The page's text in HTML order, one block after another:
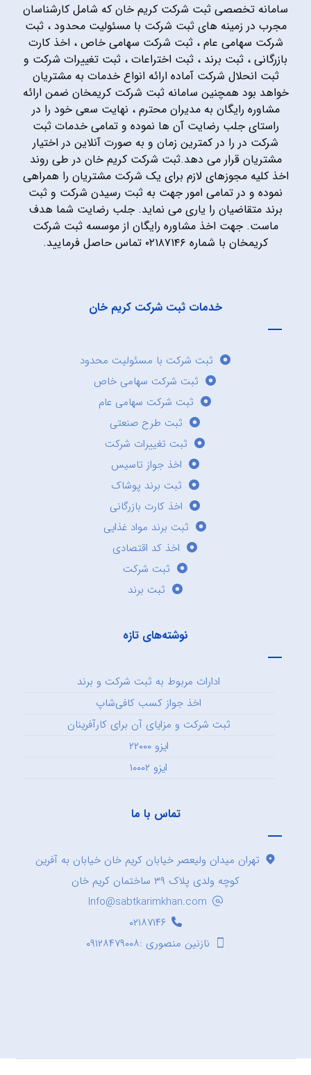
سامانه تخصصی ثبت شرکت کریم خان که شامل کارشناسان
مجرب در زمینه های ثبت شرکت با مسئولیت محدود ، ثبت
شرکت سهامی عام ، ثبت شرکت سهامی خاص ، اخذ کارت
بازرگانی ، ثبت برند ، ثبت اختراعات ، ثبت تغییرات شرکت و
ثبت انحلال شرکت آماده ارائه انواع خدمات به مشتریان
خواهد بود همچنین سامانه ثبت شرکت کریمخان ضمن ارائه
مشاوره رایگان به مدیران محترم ، نهایت سعی خود را در
راستای جلب رضایت آن ها نموده و تمامی خدمات ثبت
شرکت در را در کمترین زمان و به صورت آنلاین در اختیار
مشتریان قرار می دهد.ثبت شرکت کریم خان در طی روند
اخذ کلیه مجوزهای لازم برای یک شرکت مشتریان را همراهی
نموده و در تمامی امور جهت به ثبت رسیدن شرکت و ثبت
برند متقاضیان را یاری می نماید. جلب رضایت شما هدف
ماست. جهت اخذ مشاوره رایگان از موسسه ثبت شرکت
کریمخان با شماره ۰۲۱۸۷۱۴۶ تماس حاصل فرمایید.
خدمات ثبت شرکت کریم خان
ثبت شرکت با مسئولیت محدود
ثبت شرکت سهامی خاص
ثبت شرکت سهامی عام
ثبت طرح صنعتی
ثبت تغییرات شرکت
اخذ جواز تاسیس
ثبت برند پوشاک
اخذ کارت بازرگانی
ثبت برند مواد غذایی
اخذ کد اقتصادی
ثبت شرکت
ثبت برند
نوشته‌های تازه
ادارات مربوط به ثبت شرکت و برند
اخذ جواز کسب کافی‌شاپ
ثبت شرکت و مزایای آن برای کارآفرینان
ایزو ۲۲۰۰۰
ایزو ۱۰۰۰۲
تماس با ما
تهران میدان ولیعصر خیابان کریم خان خیابان به آفرین
کوچه ولدی پلاک ۳۹ ساختمان کریم خان
Info@sabtkarimkhan.com
۰۲۱۸۷۱۴۶
نازنین منصوری :۰۹۱۲۸۴۷۹۰۰۸